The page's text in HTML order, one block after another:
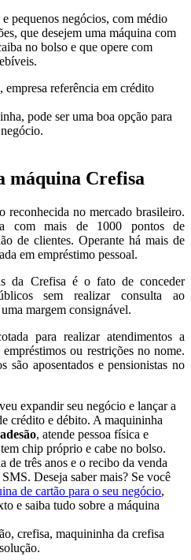
pequenos negócios, com médio
que desejem uma máquina com
no bolso e que opere com
referência em crédito
máquina Crefisa
reconhecida no mercado brasileiro.
com mais de 1000 pontos de
de clientes. Operante há mais de
em empréstimo pessoal.
da Crefisa é o fato de conceder
sem realizar consulta ao
margem consignável.
para realizar atendimentos a
ou restrições no nome.
são aposentados e pensionistas no
expandir seu negócio e lançar a
crédito e débito. A maquininha
, atende pessoa física e
chip próprio e cabe no bolso.
de três anos e o recibo da venda
Deseja saber mais? Se você
de cartão para o seu negócio,
e saiba tudo sobre a máquina